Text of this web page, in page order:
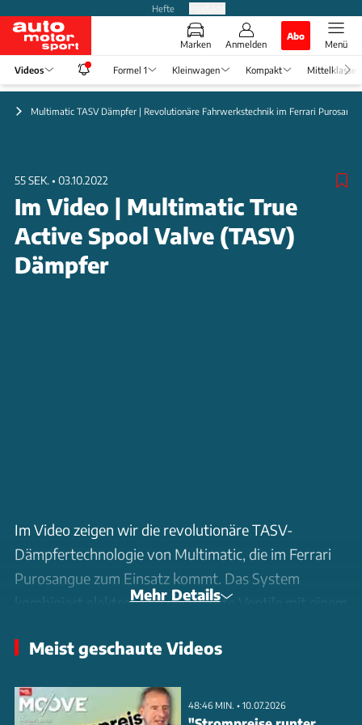
Hefte
Marken Anmelden
Abo
Menü
Videos Formel 1 Kleinwagen Kompakt Mittelklasse
Multimatic TASV Dämpfer | Revolutionäre Fahrwerkstechnik im Ferrari
55 SEK. • 03.10.2022
Im Video | Multimatic True
Active Spool Valve (TASV)
Dämpfer
Im Video zeigen wir die revolutionäre TASV-
Dämpfertechnologie von Multimatic, die im Ferrari
Purosangue zum Einsatz kommt. Das System
kombiniert elektronisch gesteuerte Ventile mit einem
Besonders beeindruckend: In nur 6 Millisekunden
abgerufen werden. Die Technik ermöglicht nicht nur
Mehr Details
Meist geschaute Videos
48:46 MIN. • 10.07.2026